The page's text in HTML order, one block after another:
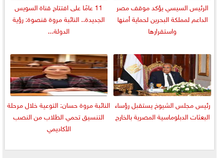
الرئيس السيسي يؤكد موقف مصر
الداعم لمملكة البحرين لحماية أمنها
واستقرارها
11 عامًا على افتتاح قناة السويس
الجديدة.. النائبة مروة قنصوة: رؤية
الدولة...
رئيس مجلس الشيوخ يستقبل رؤساء
البعثات الدبلوماسية المصرية بالخارج
النائبة مروة حسان: التوعية خلال مرحلة
التنسيق تحمي الطلاب من النصب
الأكاديمي